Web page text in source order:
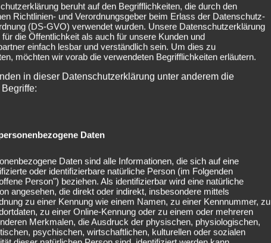
beruht auf den Begrifflichkeiten, die durch den
Richtlinien- und Verordnungsgeber beim Erlass der Datenschutz-
(DS-GVO) verwendet wurden. Unsere Datenschutzerklärung
die Öffentlichkeit als auch für unsere Kunden und
einfach lesbar und verständlich sein. Um dies zu
möchten wir vorab die verwendeten Begrifflichkeiten erläutern.
in dieser Datenschutzerklärung unter anderem die
Daten
Daten sind alle Informationen, die sich auf eine
oder identifizierbare natürliche Person (im Folgenden
Person") beziehen. Als identifizierbar wird eine natürliche
angesehen, die direkt oder indirekt, insbesondere mittels
zu einer Kennung wie einem Namen, zu einer Kennnummer, zu
zu einer Online-Kennung oder zu einem oder mehreren
Merkmalen, die Ausdruck der physischen, physiologischen,
psychischen, wirtschaftlichen, kulturellen oder sozialen